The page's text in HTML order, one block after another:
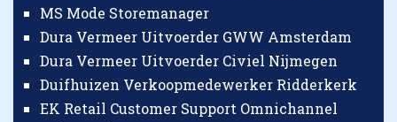
MS Mode Storemanager
Dura Vermeer Uitvoerder GWW Amsterdam
Dura Vermeer Uitvoerder Civiel Nijmegen
Duifhuizen Verkoopmedewerker Ridderkerk
EK Retail Customer Support Omnichannel